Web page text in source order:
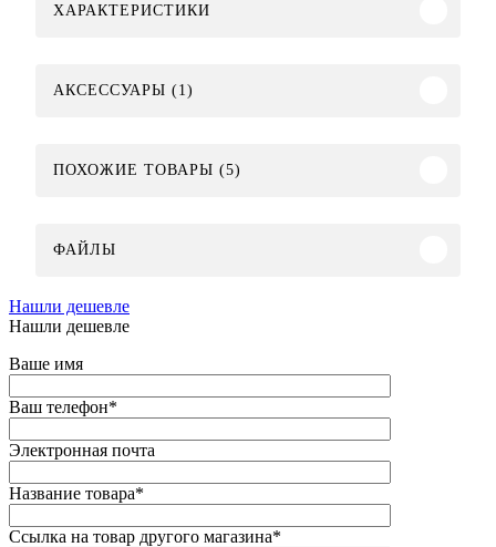
ХАРАКТЕРИСТИКИ
АКСЕССУАРЫ (1)
ПОХОЖИЕ ТОВАРЫ (5)
ФАЙЛЫ
Нашли дешевле
Нашли дешевле
Ваше имя
Ваш телефон*
Электронная почта
Название товара*
Ссылка на товар другого магазина*